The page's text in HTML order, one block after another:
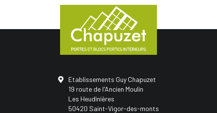
Etablissements Guy Chapuzet
19 route de l'Ancien Moulin
Les Heudinières
50420 Saint-Vigor-des-monts